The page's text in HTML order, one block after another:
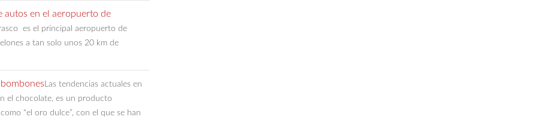
autos en el aeropuerto de
es el principal aeropuerto de
a tan solo unos 20 km de
Las tendencias actuales en
el chocolate, es un producto
“el oro dulce”, con el que se han